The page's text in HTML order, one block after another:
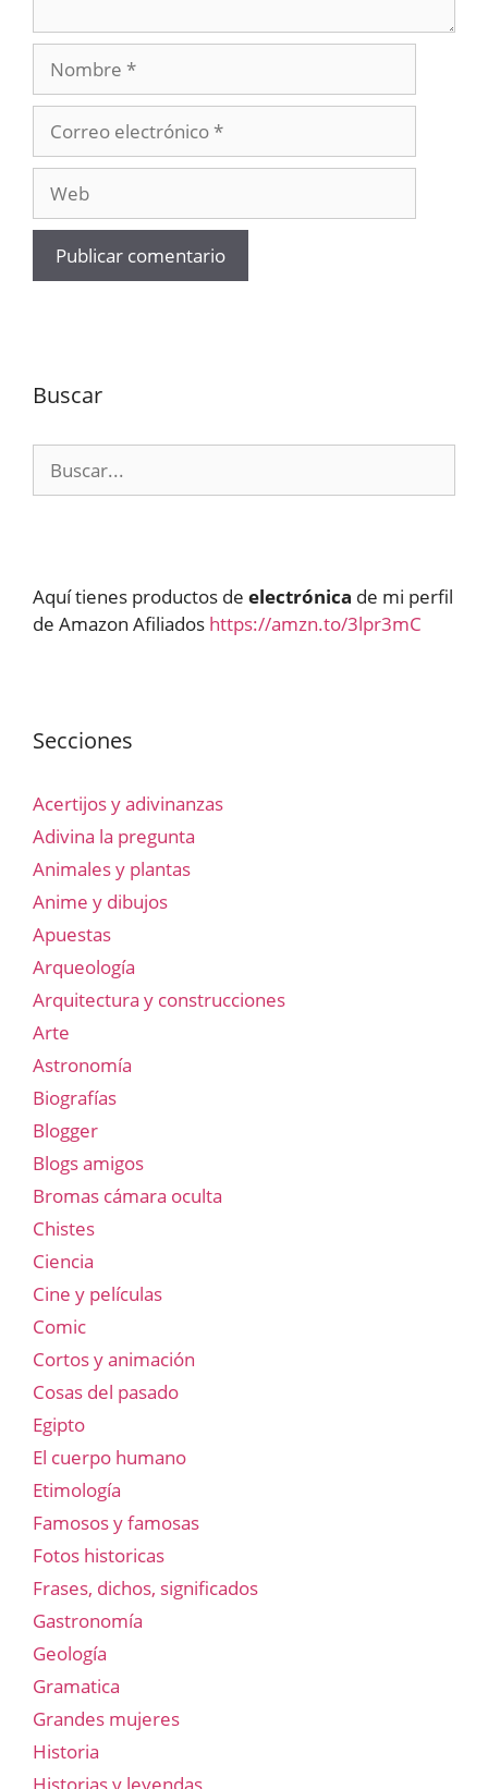
Nombre
electrónico
Buscar
Aquí tienes productos de electrónica de mi perfil
de Amazon Afiliados https://amzn.to/3lpr3mC
Secciones
Acertijos y adivinanzas
Adivina la pregunta
Animales y plantas
Anime y dibujos
Apuestas
Arqueología
Arquitectura y construcciones
Arte
Astronomía
Biografías
Blogger
Blogs amigos
Bromas cámara oculta
Chistes
Ciencia
Cine y películas
Comic
Cortos y animación
Cosas del pasado
Egipto
El cuerpo humano
Etimología
Famosos y famosas
Fotos historicas
Frases, dichos, significados
Gastronomía
Geología
Gramatica
Grandes mujeres
Historia